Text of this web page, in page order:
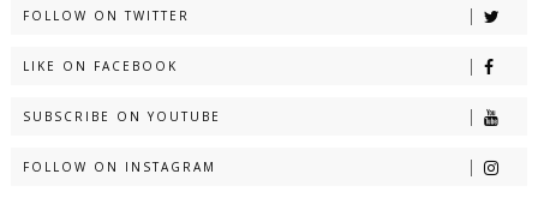
FOLLOW ON TWITTER
LIKE ON FACEBOOK
SUBSCRIBE ON YOUTUBE
FOLLOW ON INSTAGRAM